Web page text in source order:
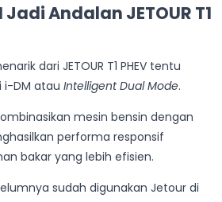
Andalan JETOUR T1
dari JETOUR T1 PHEV tentu
i-DM atau Intelligent Dual Mode.
mesin bensin dengan
performa responsif
bakar yang lebih efisien.
sudah digunakan Jetour di